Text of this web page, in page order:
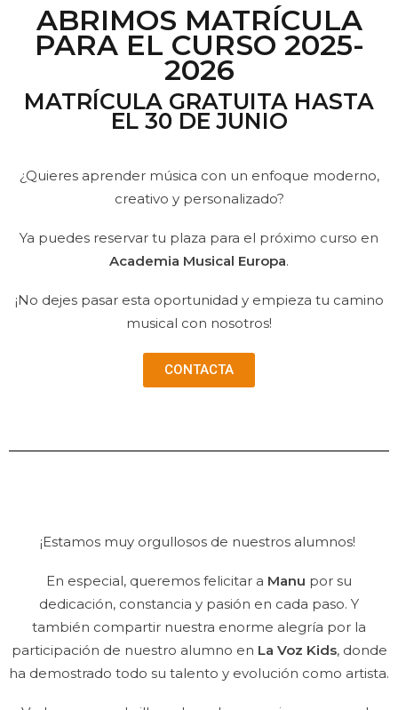
ABRIMOS MATRÍCULA
PARA EL CURSO 2025-
2026
MATRÍCULA GRATUITA HASTA
EL 30 DE JUNIO
¿Quieres aprender música con un enfoque moderno,
creativo y personalizado?
Ya puedes reservar tu plaza para el próximo curso en
Academia Musical Europa.
¡No dejes pasar esta oportunidad y empieza tu camino
musical con nosotros!
CONTACTA
¡Estamos muy orgullosos de nuestros alumnos!
En especial, queremos felicitar a Manu por su
dedicación, constancia y pasión en cada paso. Y
también compartir nuestra enorme alegría por la
participación de nuestro alumno en La Voz Kids, donde
ha demostrado todo su talento y evolución como artista.